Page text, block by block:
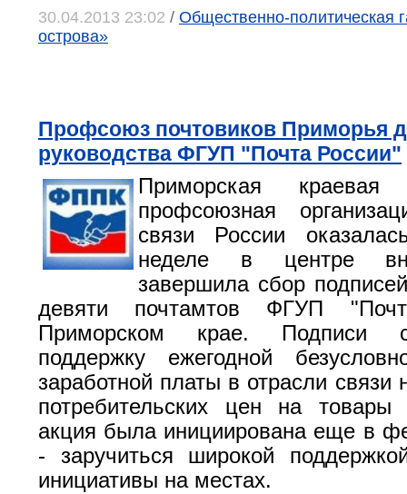
30.04.2013 23:02 / Общественно-политическая
острова»
Профсоюз почтовиков Приморья
руководства ФГУП "Почта России"
Приморская краевая
профсоюзная
связи России
неделе в центре
завершила сбор
девяти почтамтов ФГУП
Приморском крае. Подписи
поддержку ежегодной
заработной платы в отрасли связи
потребительских цен на
акция была инициирована еще в
- заручиться широкой
инициативы на местах.